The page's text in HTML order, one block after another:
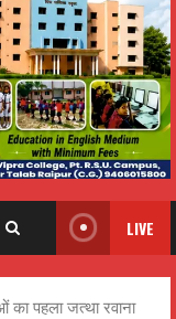
LIVE
का पहला जत्था रवाना